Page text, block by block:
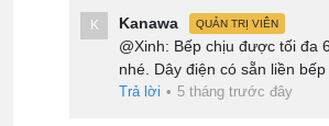
K Kanawa QUẢN TRỊ VIÊN
@Xinh: Bếp chịu được tối đa
nhé. Dây điện có sẵn liền bếp
Trả lời • 5 tháng trước đây